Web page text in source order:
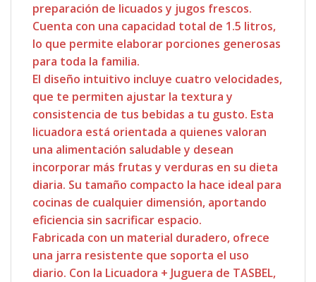
preparación de licuados y jugos frescos.
Cuenta con una capacidad total de 1.5 litros,
lo que permite elaborar porciones generosas
para toda la familia.
El diseño intuitivo incluye cuatro velocidades,
que te permiten ajustar la textura y
consistencia de tus bebidas a tu gusto. Esta
licuadora está orientada a quienes valoran
una alimentación saludable y desean
incorporar más frutas y verduras en su dieta
diaria. Su tamaño compacto la hace ideal para
cocinas de cualquier dimensión, aportando
eficiencia sin sacrificar espacio.
Fabricada con un material duradero, ofrece
una jarra resistente que soporta el uso
diario. Con la Licuadora + Juguera de TASBEL,